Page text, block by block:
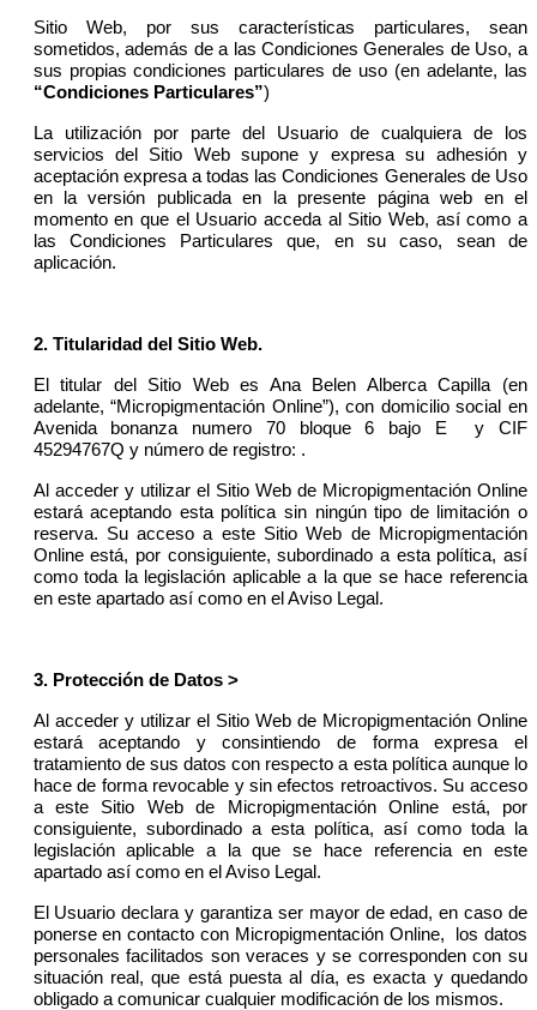
Sitio Web, por sus características particulares, sean
sometidos, además de a las Condiciones Generales de Uso, a
sus propias condiciones particulares de uso (en adelante, las
“Condiciones Particulares”)
La utilización por parte del Usuario de cualquiera de los
servicios del Sitio Web supone y expresa su adhesión y
aceptación expresa a todas las Condiciones Generales de Uso
en la versión publicada en la presente página web en el
momento en que el Usuario acceda al Sitio Web, así como a
las Condiciones Particulares que, en su caso, sean de
aplicación.
2. Titularidad del Sitio Web.
El titular del Sitio Web es Ana Belen Alberca Capilla (en
adelante, “Micropigmentación Online”), con domicilio social en
Avenida bonanza numero 70 bloque 6 bajo E y CIF
45294767Q y número de registro: .
Al acceder y utilizar el Sitio Web de Micropigmentación Online
estará aceptando esta política sin ningún tipo de limitación o
reserva. Su acceso a este Sitio Web de Micropigmentación
Online está, por consiguiente, subordinado a esta política, así
como toda la legislación aplicable a la que se hace referencia
en este apartado así como en el Aviso Legal.
3. Protección de Datos >
Al acceder y utilizar el Sitio Web de Micropigmentación Online
estará aceptando y consintiendo de forma expresa el
tratamiento de sus datos con respecto a esta política aunque lo
hace de forma revocable y sin efectos retroactivos. Su acceso
a este Sitio Web de Micropigmentación Online está, por
consiguiente, subordinado a esta política, así como toda la
legislación aplicable a la que se hace referencia en este
apartado así como en el Aviso Legal.
El Usuario declara y garantiza ser mayor de edad, en caso de
ponerse en contacto con Micropigmentación Online, los datos
personales facilitados son veraces y se corresponden con su
situación real, que está puesta al día, es exacta y quedando
obligado a comunicar cualquier modificación de los mismos.